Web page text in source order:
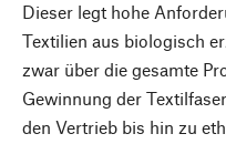
Dieser legt hohe
Textilien aus biologisch
zwar über die gesamte
Gewinnung der
den Vertrieb bis hin zu